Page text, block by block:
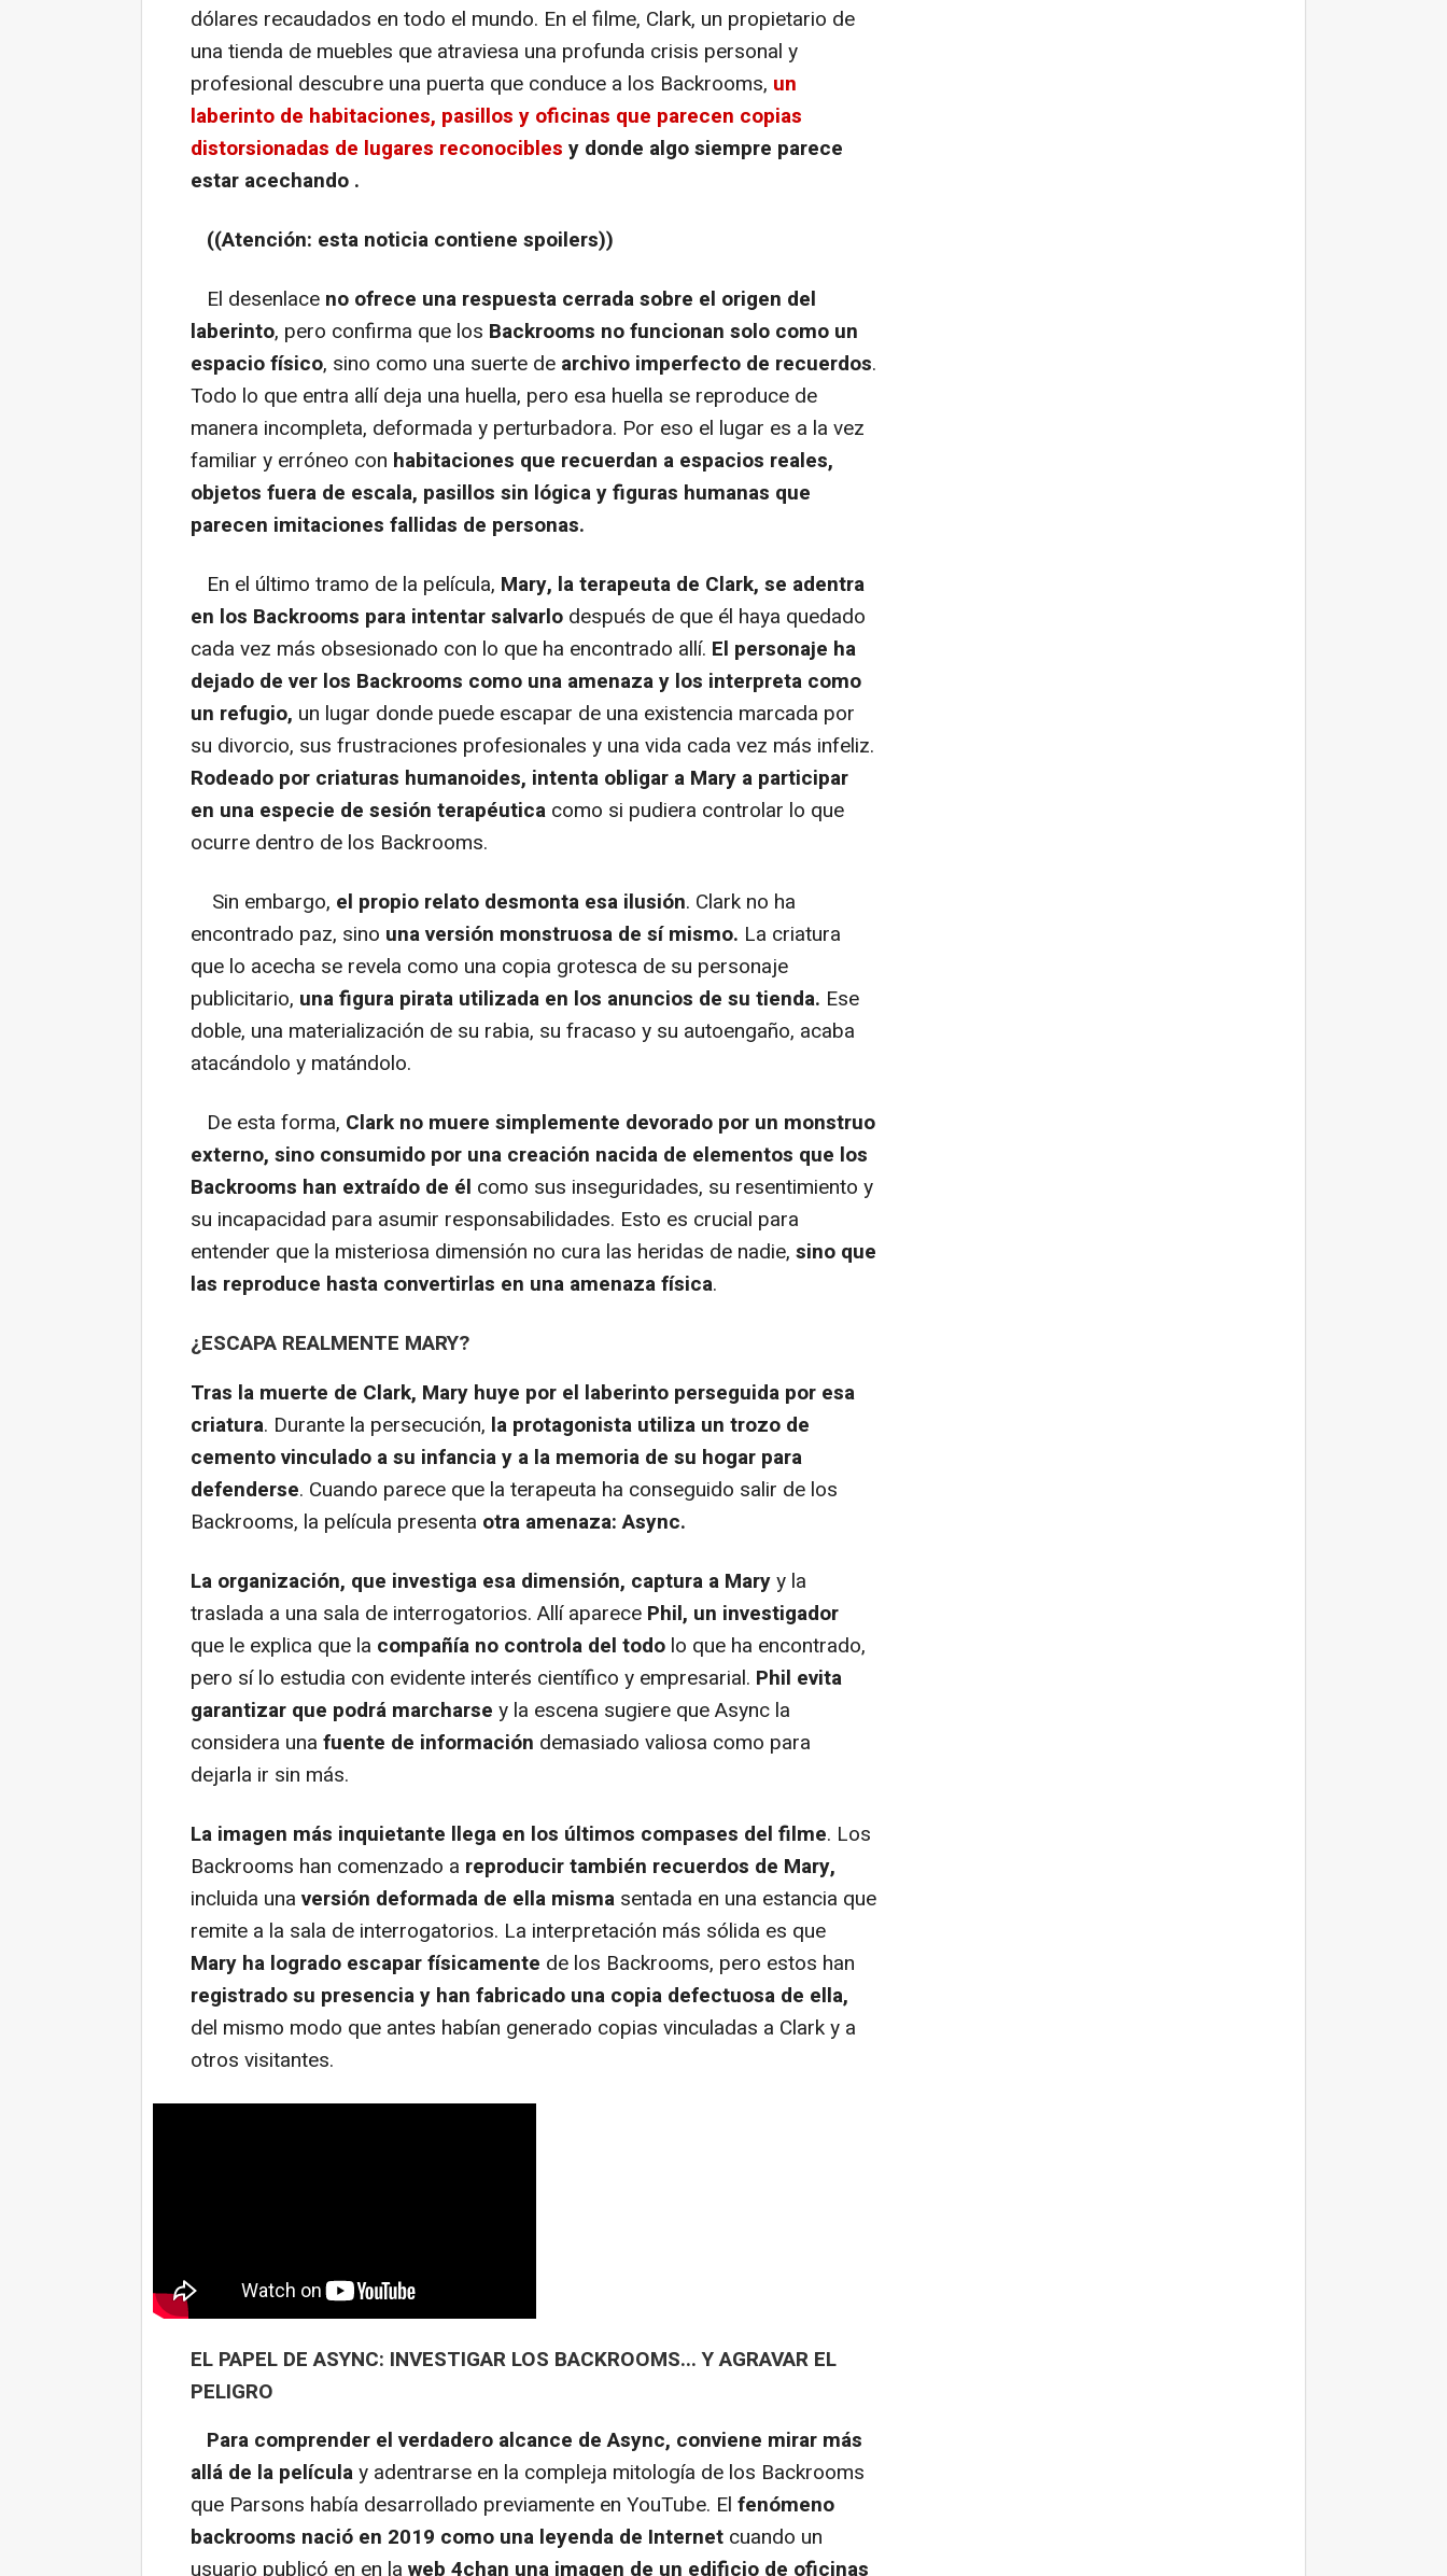
dólares recaudados en todo el mundo. En el filme, Clark, un propietario de
una tienda de muebles que atraviesa una profunda crisis personal y
profesional descubre una puerta que conduce a los Backrooms, un
laberinto de habitaciones, pasillos y oficinas que parecen copias
distorsionadas de lugares reconocibles y donde algo siempre parece
estar acechando .
((Atención: esta noticia contiene spoilers))
El desenlace no ofrece una respuesta cerrada sobre el origen del
laberinto, pero confirma que los Backrooms no funcionan solo como un
espacio físico, sino como una suerte de archivo imperfecto de recuerdos.
Todo lo que entra allí deja una huella, pero esa huella se reproduce de
manera incompleta, deformada y perturbadora. Por eso el lugar es a la vez
familiar y erróneo con habitaciones que recuerdan a espacios reales,
objetos fuera de escala, pasillos sin lógica y figuras humanas que
parecen imitaciones fallidas de personas.
En el último tramo de la película, Mary, la terapeuta de Clark, se adentra
en los Backrooms para intentar salvarlo después de que él haya quedado
cada vez más obsesionado con lo que ha encontrado allí. El personaje ha
dejado de ver los Backrooms como una amenaza y los interpreta como
un refugio, un lugar donde puede escapar de una existencia marcada por
su divorcio, sus frustraciones profesionales y una vida cada vez más infeliz.
Rodeado por criaturas humanoides, intenta obligar a Mary a participar
en una especie de sesión terapéutica como si pudiera controlar lo que
ocurre dentro de los Backrooms.
Sin embargo, el propio relato desmonta esa ilusión. Clark no ha
encontrado paz, sino una versión monstruosa de sí mismo. La criatura
que lo acecha se revela como una copia grotesca de su personaje
publicitario, una figura pirata utilizada en los anuncios de su tienda. Ese
doble, una materialización de su rabia, su fracaso y su autoengaño, acaba
atacándolo y matándolo.
De esta forma, Clark no muere simplemente devorado por un monstruo
externo, sino consumido por una creación nacida de elementos que los
Backrooms han extraído de él como sus inseguridades, su resentimiento y
su incapacidad para asumir responsabilidades. Esto es crucial para
entender que la misteriosa dimensión no cura las heridas de nadie, sino que
las reproduce hasta convertirlas en una amenaza física.
¿ESCAPA REALMENTE MARY?
Tras la muerte de Clark, Mary huye por el laberinto perseguida por esa
criatura. Durante la persecución, la protagonista utiliza un trozo de
cemento vinculado a su infancia y a la memoria de su hogar para
defenderse. Cuando parece que la terapeuta ha conseguido salir de los
Backrooms, la película presenta otra amenaza: Async.
La organización, que investiga esa dimensión, captura a Maryy la
traslada a una sala de interrogatorios. Allí aparece Phil, un investigador
que le explica que la compañía no controla del todo lo que ha encontrado,
pero sí lo estudia con evidente interés científico y empresarial. Phil evita
garantizar que podrá marcharse y la escena sugiere que Async la
considera una fuente de información demasiado valiosa como para
dejarla ir sin más.
La imagen más inquietante llega en los últimos compases del filme. Los
Backrooms han comenzado a reproducir también recuerdos de Mary,
incluida una versión deformada de ella misma sentada en una estancia que
remite a la sala de interrogatorios. La interpretación más sólida es que
Mary ha logrado escapar físicamente de los Backrooms, pero estos han
registrado su presencia y han fabricado una copia defectuosa de ella,
del mismo modo que antes habían generado copias vinculadas a Clark y a
otros visitantes.
EL PAPEL DE ASYNC: INVESTIGAR LOS BACKROOMS... Y AGRAVAR EL
PELIGRO
Para comprender el verdadero alcance de Async, conviene mirar más
allá de la películay adentrarse en la compleja mitología de los Backrooms
que Parsons había desarrollado previamente en YouTube. El fenómeno
backrooms nació en 2019 como una leyenda de Internet cuando un
usuario publicó en en la web 4chan una imagen de un edificio de oficinas